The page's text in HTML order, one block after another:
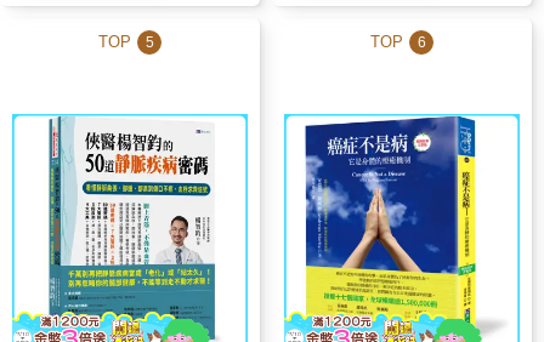
TOP 5 TOP 6